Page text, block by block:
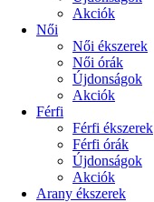
Akciók
Női
Női ékszerek
Női órák
Újdonságok
Akciók
Férfi
Férfi ékszerek
Férfi órák
Újdonságok
Akciók
Arany ékszerek